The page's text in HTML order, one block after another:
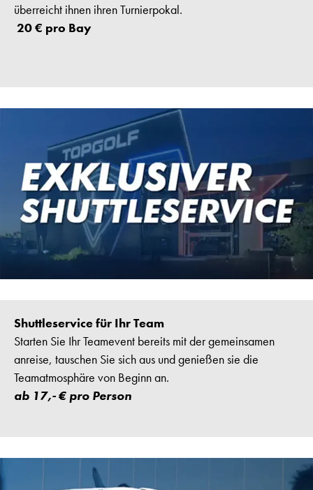
überreicht ihnen ihren Turnierpokal.
20 € pro Bay
Shuttleservice für Ihr Team
Starten Sie Ihr Teamevent bereits mit der gemeinsamen
anreise, tauschen Sie sich aus und genießen sie die
Teamatmosphäre von Beginn an.
ab 17,- € pro Person